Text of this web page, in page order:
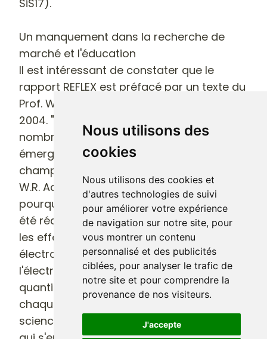
Nous utilisons des
cookies
Nous utilisons des cookies et
d'autres technologies de suivi
pour améliorer votre expérience
de navigation sur notre site, pour
vous montrer un contenu
personnalisé et des publicités
ciblées, pour analyser le trafic de
notre site et pour comprendre la
provenance de nos visiteurs.
J'accepte
SiS17).
Un manquement dans la recherche de
marché et l'éducation
Il est intéressant de constater que le
rapport REFLEX est préfacé par un texte du
Prof. William Ross Adey, décédé le 20 mai
2004. "W. Ross Adey a apporté de
nombreuses contributions à la science
émergente des effets biologiques des
champs électromagnétiques".
W.R. Adey a résumé avec à propos
pourquoi de tellement faibles progrès ont
été réalisés dans la recherche concernant
les effets biologiques des champs
électromagnétiques : "L'histoire de
l'électromagnétisme regroupe une
quantité de problèmes qui surviennent
chaque fois qu'une communauté de
sciences est confrontée avec une limite